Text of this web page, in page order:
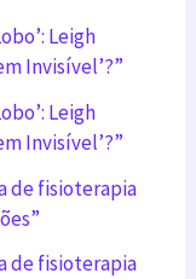
Leigh
Invisível’?”
Leigh
Invisível’?”
de fisioterapia
de fisioterapia